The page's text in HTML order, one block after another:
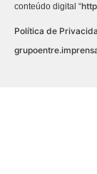
conteúdo digital “
Política de